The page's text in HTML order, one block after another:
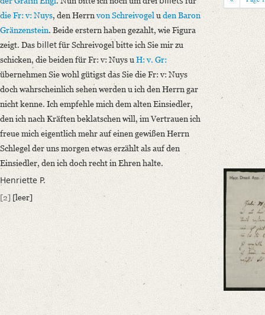
dramatische Kunst und Litterartur“.
Printed Text
Provider: Dresden, Sächsische Landesbibliothek - Staats- und
Bibliography: Krisenjahre der Frühromantik. Briefe aus dem
Incipit: „[1] Hiebei 75 fl: von der Fr: v: Mattis, Herrn v: Wezlar u der
Manuscript
Provider: Dresden, Sächsische Landesbibliothek - Staats- und
OAI Id: APP2712-Bd-3
Classification Number: Mscr.Dresd.App.2712,A,8,16
Number of Pages: 1 S., hs. m. U.
Format: 11,8 x 20,1 cm
Language
Varwig, Olivia
die Fr: v: Nuys, den Herrnvon Schreivogel u den Baron
Gränzenstein. Beide erstern haben gezahlt, wie Figura
zeigt. Das billetfür Schreivogel bitte ich Sie mir zu
schicken, die beiden für Fr: v: Nuys u H: v. Gr:
übernehmen Sie wohl gütigst das Sie die Fr: v: Nuys
doch wahrscheinlich sehen werden u ich den Herrn gar
nicht kenne. Ich empfehle mich dem alten Einsiedler,
den ich nach Kräften beklatschen will, im Vertrauen ich
freue mich eigentlich mehr auf einen gewißen Herrn
Schlegel der uns morgen etwas erzählt als auf den
Einsiedler, den ich doch recht in Ehren halte.
Henriette P.
[2] [leer]